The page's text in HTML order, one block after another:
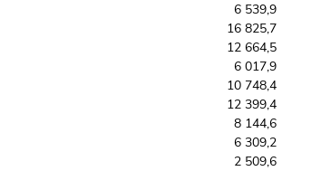
6 539,9
16 825,7
12 664,5
6 017,9
10 748,4
12 399,4
8 144,6
6 309,2
2 509,6